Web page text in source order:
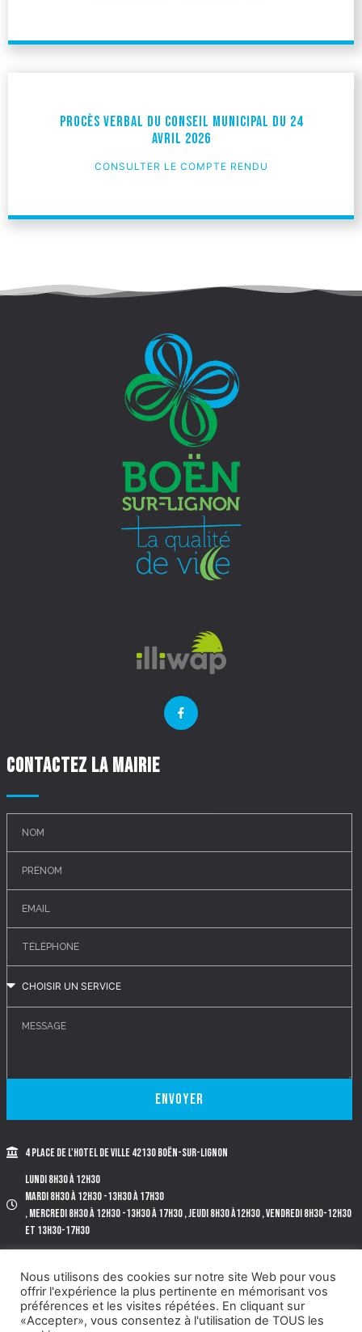
Procès verbal du Conseil Municipal du 24
Avril 2026
CONSULTER LE COMPTE RENDU
Contactez la mairie
Envoyer
4 place de l'Hotel de Ville 42130 BOËN-SUR-LIGNON
Lundi 8h30 à 12h30
Mardi 8h30 à 12h30 -13h30 à 17h30
, Mercredi 8h30 à 12h30 -13h30 à 17h30 , Jeudi 8h30 à12h30 , Vendredi 8h30-12h30
et 13h30-17h30
©2022 BOËN-SUR-LIGNON | MENTIONS LÉGALES | PLAN DE SITE
Nous utilisons des cookies sur notre site Web pour vous
offrir l'expérience la plus pertinente en mémorisant vos
préférences et les visites répétées. En cliquant sur
«Accepter», vous consentez à l'utilisation de TOUS les